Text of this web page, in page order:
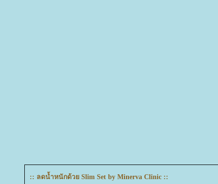
:: ลดน้ำหนักด้วย Slim Set by Minerva Clinic ::